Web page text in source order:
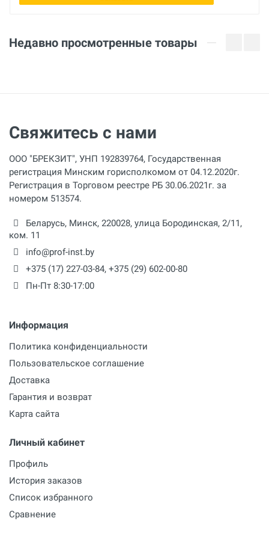
Недавно просмотренные товары
Свяжитесь с нами
ООО "БРЕКЗИТ", УНП 192839764, Государственная
регистрация Минским горисполкомом от 04.12.2020г.
Регистрация в Торговом реестре РБ 30.06.2021г. за
номером 513574.
Беларусь, Минск, 220028, улица Бородинская, 2/11,
ком. 11
info@prof-inst.by
+375 (17) 227-03-84, +375 (29) 602-00-80
Пн-Пт 8:30-17:00
Информация
Политика конфиденциальности
Пользовательское соглашение
Доставка
Гарантия и возврат
Карта сайта
Личный кабинет
Профиль
История заказов
Список избранного
Сравнение